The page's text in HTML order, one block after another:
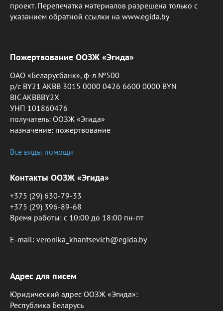
проект. Перепечатка материалов разрешена только с
указанием обратной ссылки на www.egida.by
Пожертвование ООЗЖ «Эгида»
ОАО «Беларусбанк», ф-л №500
р/с BY21 AKBB 3015 0000 0426 6600 0000 BYN
BIC AKBBBY2X
УНП 101860476
получатель: ООЗЖ «Эгида»
назначение: пожертвование
Все виды помощи
Контакты ООЗЖ «Эгида»
+375 (29) 630-79-33
+375 (29) 396-89-68
Время работы: c 10:00 до 18:00 пн-пт
E-mail: veronika_khantsevich@egida.by
Адрес для писем
Юридический адрес ООЗЖ «Эгида»:
Республика Беларусь